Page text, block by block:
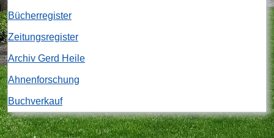
Bücherregister
Zeitungsregister
Archiv Gerd Heile
Ahnenforschung
Buchverkauf